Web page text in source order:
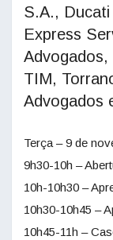
S.A.,
Express
Advogados,
TIM,
Advogados
Terça – 9 de
9h30-10h –
10h-10h30 –
10h30-10h45 –
10h45-11h –